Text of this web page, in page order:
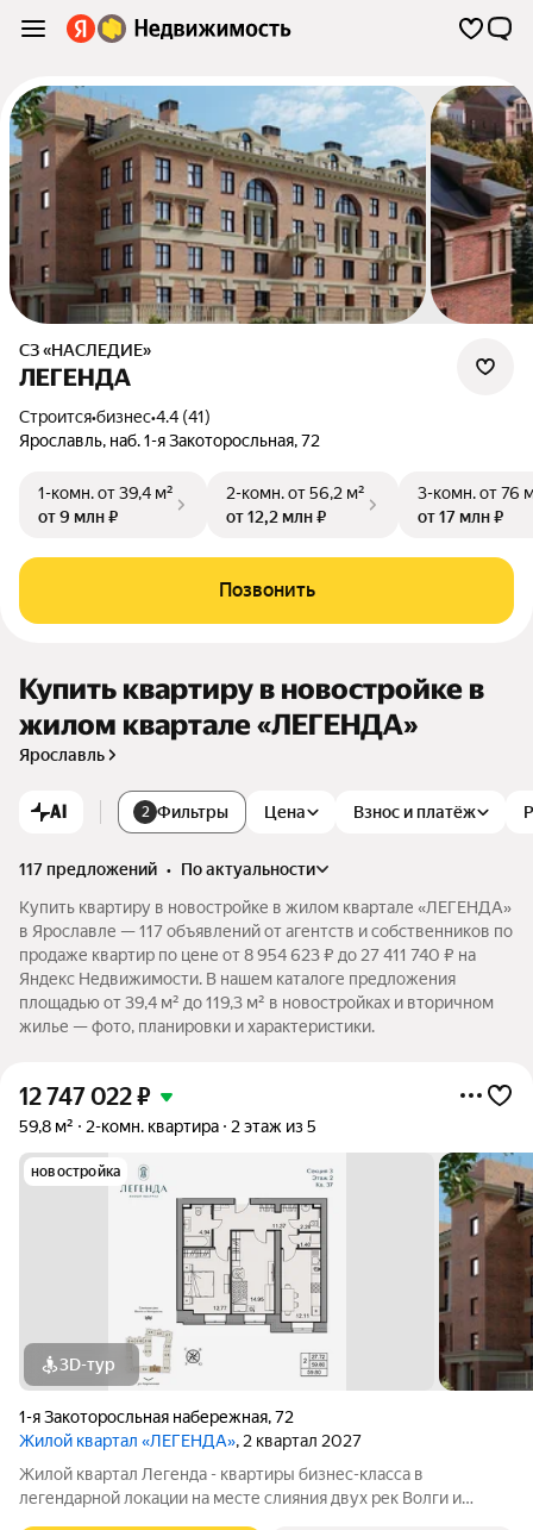
СЗ «НАСЛЕДИЕ»
ЛЕГЕНДА
Строится•бизнес•4.4 (41)
Ярославль, наб. 1-я Закоторосльная,72
1-комн.от 39,4 м²
от 9 млн ₽
2-комн.от 56,2 м²
от 12,2 млн ₽
3-комн.от 76
от 17 млн ₽
Позвонить
Купить квартиру в новостройке в
жилом квартале «ЛЕГЕНДА»
Ярославль
AI 2 Фильтры Цена Взнос и платёж
117 предложений •
по актуальности
Купить квартиру в новостройке в жилом квартале «ЛЕГЕНДА»
в Ярославле — 117 объявлений от агентств и собственников по
продаже квартир по цене от 8 954 623 ₽ до 27 411 740 ₽ на
Яндекс Недвижимости. В нашем каталоге предложения
площадью от 39,4 м² до 119,3 м² в новостройках и вторичном
жилье — фото, планировки и характеристики.
12 747 022₽
59,8 м² 2-комн. квартира 2 этаж из 5
новостройка
3D-тур
1-я Закоторосльная набережная,72
Жилой квартал «ЛЕГЕНДА», 2 квартал 2027
Жилой квартал Легенда - квартиры бизнес-класса в
легендарной локации на месте слияния двух рек Волги и